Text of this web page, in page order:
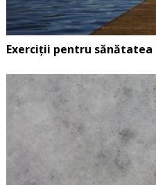
Exerciții pentru